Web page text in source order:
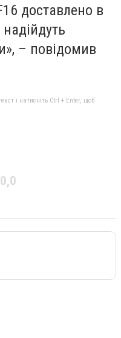
доставлено в
– повідомив
і натисніть Ctrl + Enter, щоб
0,0